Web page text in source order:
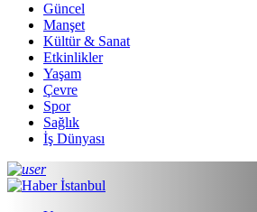
Güncel
Manşet
Kültür & Sanat
Etkinlikler
Yaşam
Çevre
Spor
Sağlık
İş Dünyası